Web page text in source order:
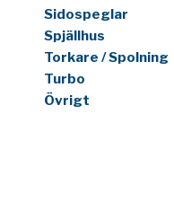
Sidospeglar
Spjällhus
Torkare / Spolning
Turbo
Övrigt